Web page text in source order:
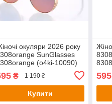
окуляри 2026 року
SunGlasses
(o4ki-10090)
₴ 1 190 ₴
Купити
595